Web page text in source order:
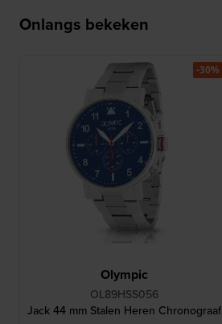
Onlangs bekeken
Olympic
OL89HSS056
Jack 44 mm Stalen Heren Chronograaf
-30%